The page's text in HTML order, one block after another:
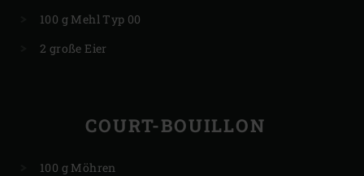
100 g Mehl Typ 00
2 große Eier
COURT-BOUILLON
100 g Möhren